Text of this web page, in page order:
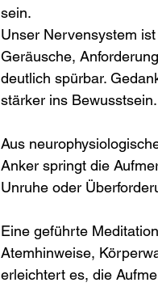
sein.
Unser Nervensystem
Geräusche,
deutlich spürbar.
stärker ins Bewusstsein.
Aus
Anker springt die
Unruhe oder
Eine geführte
Atemhinweise,
erleichtert es, die